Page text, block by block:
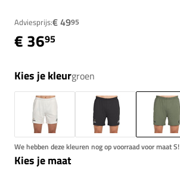
Adviesprijs:€ 4995
€ 3695
Kies je kleurgroen
We hebben deze kleuren nog op voorraad voor maat S!
Kies je maat